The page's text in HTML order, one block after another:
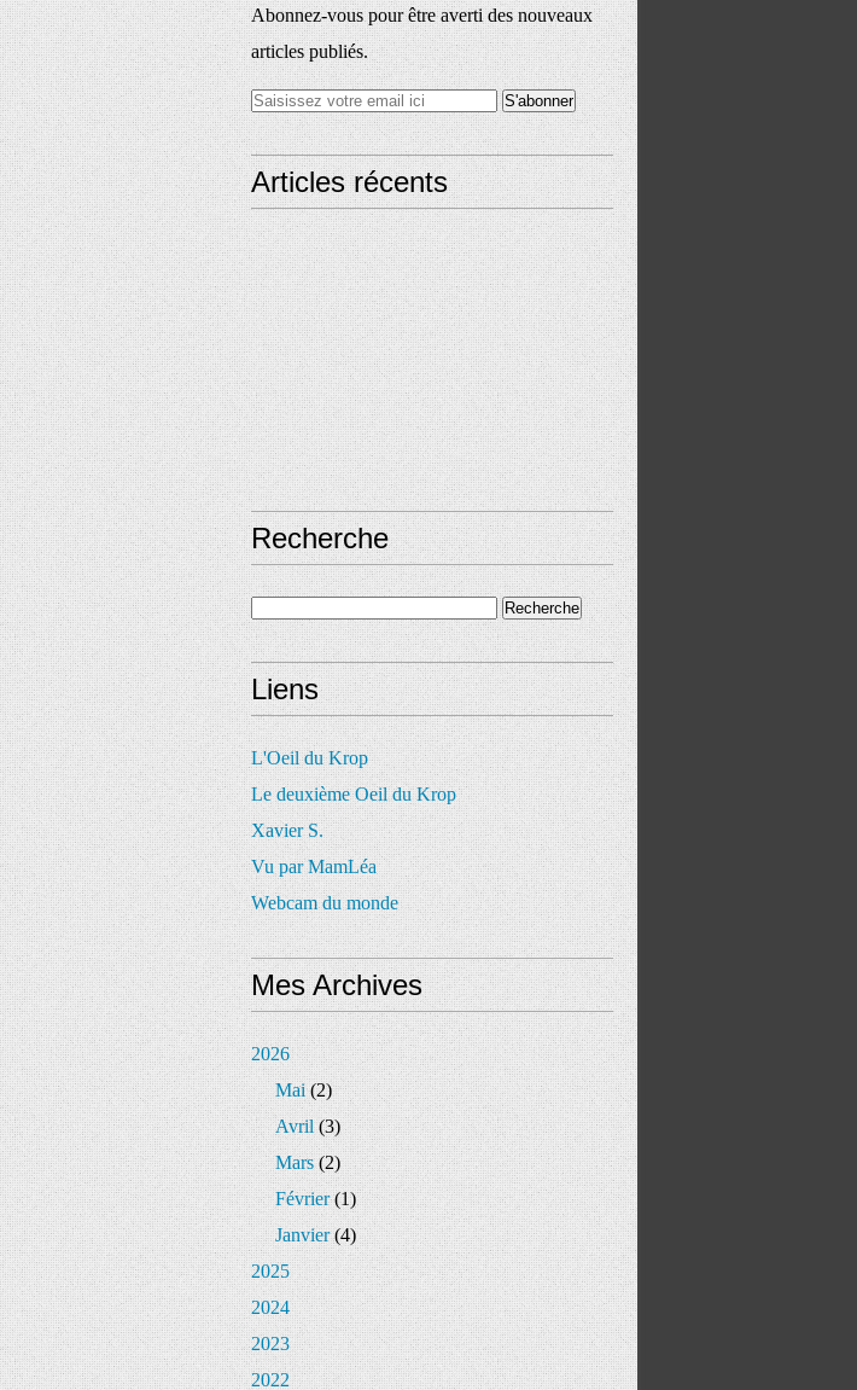
Abonnez-vous pour être averti des nouveaux
articles publiés.
Articles récents
Recherche
Liens
L'Oeil du Krop
Le deuxième Oeil du Krop
Xavier S.
Vu par MamLéa
Webcam du monde
Mes Archives
2026
Mai(2)
Avril(3)
Mars(2)
Février(1)
Janvier(4)
2025
2024
2023
2022